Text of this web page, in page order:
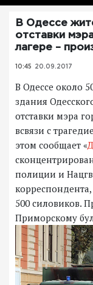
В Одессе
отставки
лагере –
10:45 20.09.2017
В Одессе около
здания
отставки мэра
всвязи с
этом сообщает «
полиции и
500 силовиков.
Приморскому